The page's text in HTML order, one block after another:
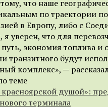
что наше
по траектории
в Европу, либо с
я уверен, что для
экономия топлива и
транзитного будут
комплекс», —
теме
душой»:
терминала